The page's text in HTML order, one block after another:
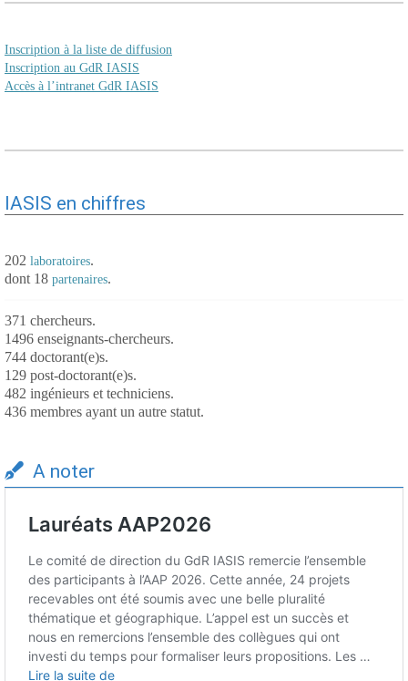
Inscription à la liste de diffusion
Inscription au GdR IASIS
Accès à l’intranet GdR IASIS
IASIS en chiffres
202 laboratoires.
dont 18 partenaires.
371 chercheurs.
1496 enseignants-chercheurs.
744 doctorant(e)s.
129 post-doctorant(e)s.
482 ingénieurs et techniciens.
436 membres ayant un autre statut.
A noter